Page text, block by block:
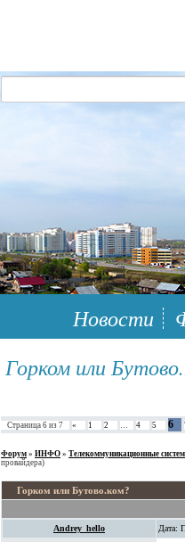
117148, г.Москва, ЮЗАО,
Новости
Горком или
Страница 6 из 7 « 1 2 … 4 5 6
Форум » ИНФО » Телекоммуникационные
провайдера)
Горком или Бутово.ком?
Andrey_hello Дата: